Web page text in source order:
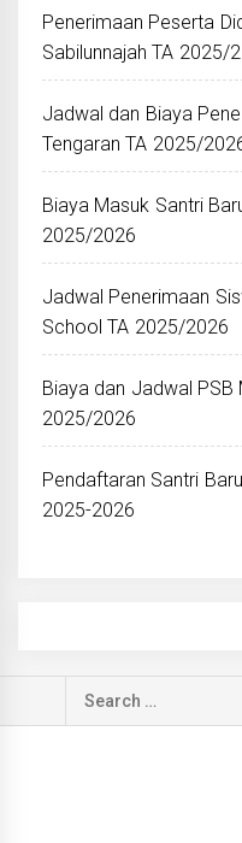
Penerimaan Peserta
Sabilunnajah TA 2025/
Jadwal dan Biaya
Tengaran TA 2025/
Biaya Masuk Santri
2025/2026
Jadwal Penerimaan
School TA 2025/2026
Biaya dan Jadwal PSB
2025/2026
Pendaftaran Santri
2025-2026
Search